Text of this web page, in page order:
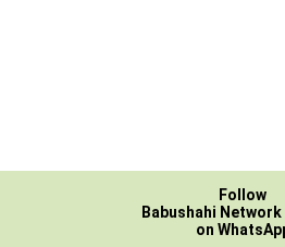
Follow
Babushahi Network
on